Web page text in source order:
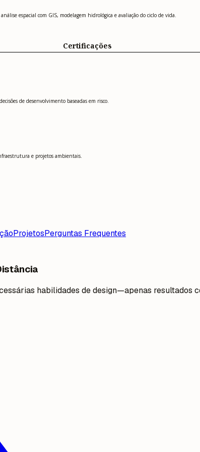
espacial com GIS, modelagem hidrológica e avaliação do ciclo de vida.
Certificações
de desenvolvimento baseadas em risco.
e projetos ambientais.
ProjetosPerguntas Frequentes
habilidades de design—apenas resultados